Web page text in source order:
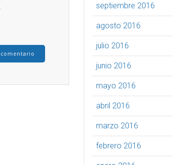
septiembre 2016
agosto 2016
julio 2016
junio 2016
mayo 2016
abril 2016
marzo 2016
febrero 2016